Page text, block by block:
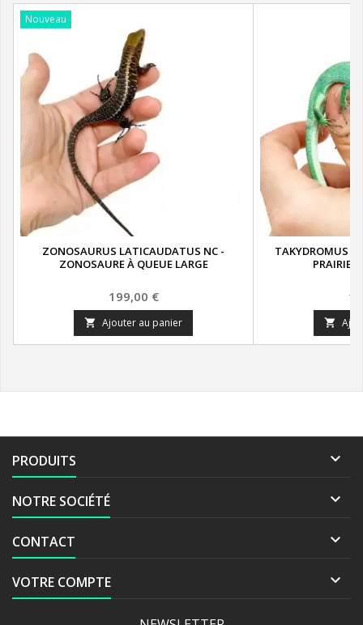
Nouveau
ZONOSAURUS LATICAUDATUS NC -
ZONOSAURE À QUEUE LARGE
Prix
199,00 €
 Ajouter au panier
TAKYDROMUS

PRODUITS 
NOTRE SOCIÉTÉ 
CONTACT 
VOTRE COMPTE 